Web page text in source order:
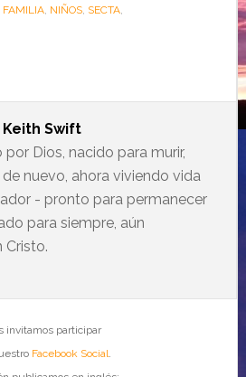
FAMILIA, NIÑOS, SECTA,
Keith Swift
por Dios, nacido para murir,
nuevo, ahora viviendo vida
- pronto para permanecer
para siempre, aún
Cristo.
invitamos participar
Facebook Social.